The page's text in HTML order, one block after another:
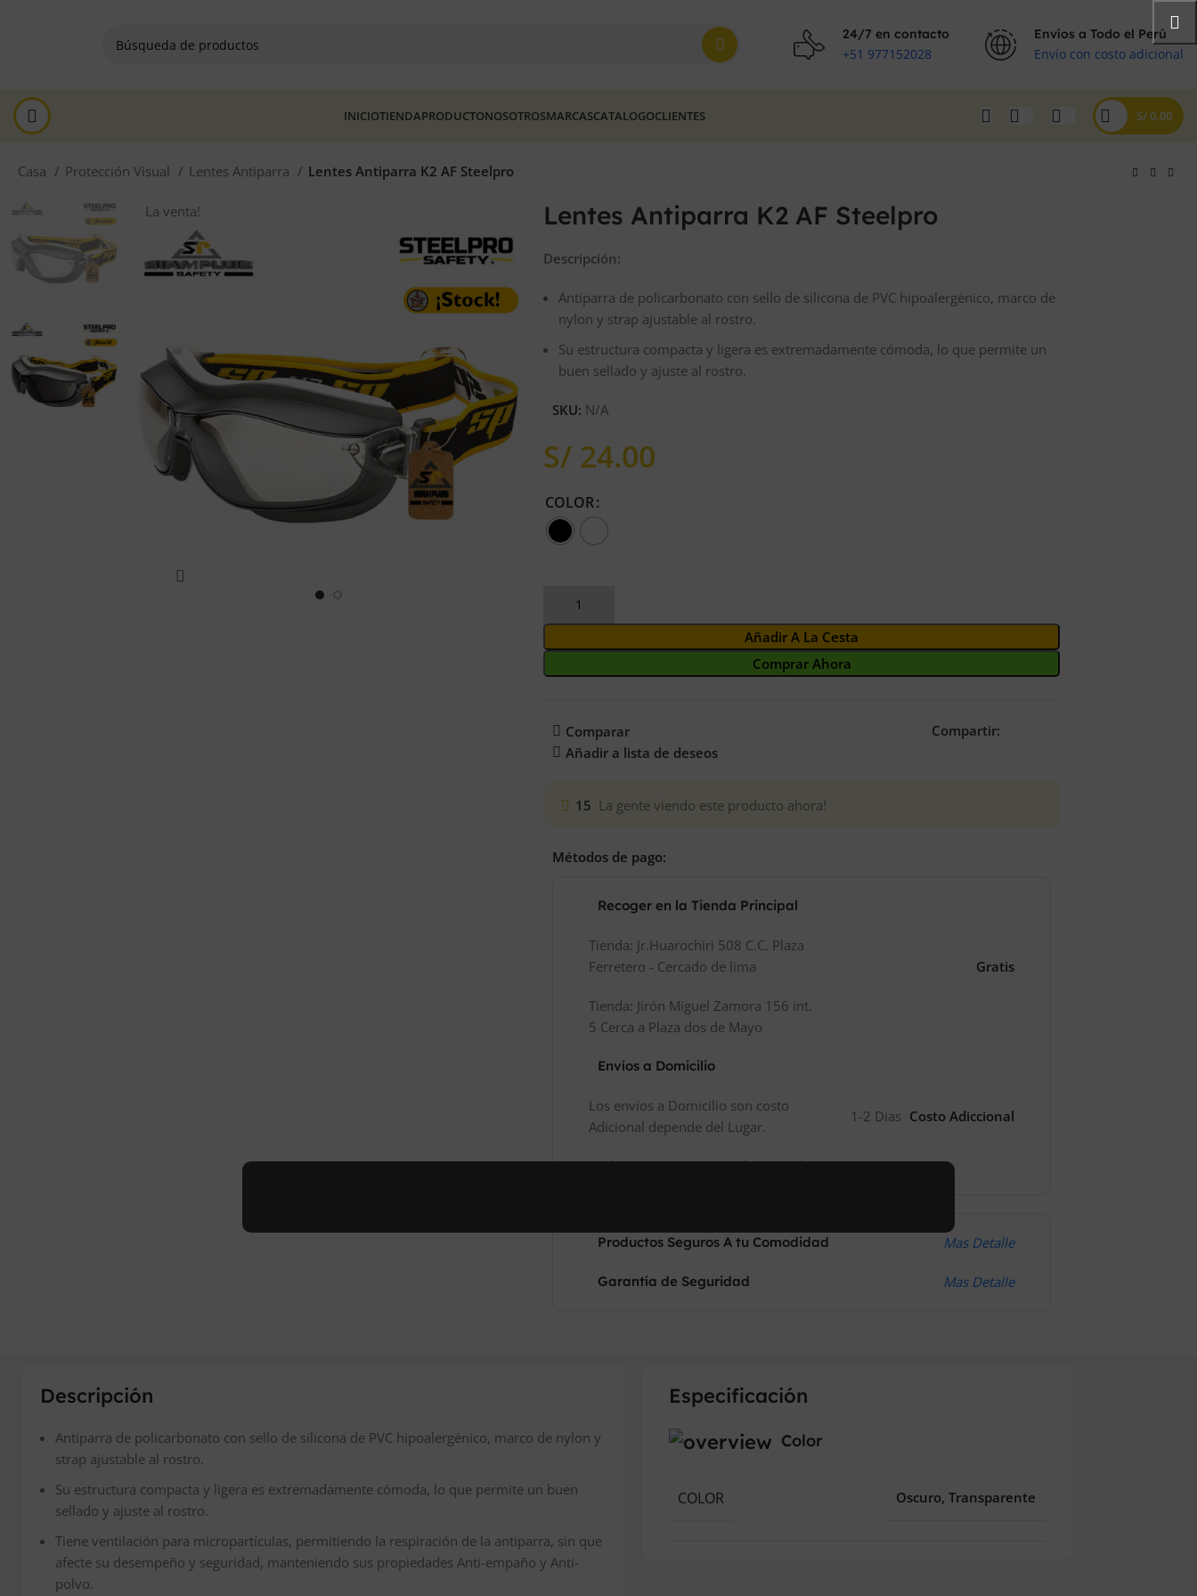
24/7 en contacto
+51 977152028
Envíos a Todo el Perú
Envío con costo adicional
INICIOTIENDAPRODUCTONOSOTROSMARCASCATALOGOCLIENTES S/0.00
Casa Protección Visual Lentes Antiparra Lentes Antiparra K2 AF Steelpro
La venta! Lentes Antiparra K2 AF Steelpro
Descripción:
Antiparra de policarbonato con sello de silicona de PVC hipoalergénico, marco de
nylon y strap ajustable al rostro.
Su estructura compacta y ligera es extremadamente cómoda, lo que permite un
buen sellado y ajuste al rostro.
SKU: N/A
S/
COLOR
Añadir A La Cesta
Comprar Ahora
Comparar
Añadir a lista de deseos
Compartir:
15 La gente viendo este producto ahora!
Métodos de pago:
Recoger en la Tienda Principal
Tienda: Jr.Huarochiri 508 C.C. Plaza
Ferretero - Cercado de lima
Tienda: Jirón Miguel Zamora 156 int.
5 Cerca a Plaza dos de Mayo
Gratis
Envíos a Domicilio
Los envíos a Domicilio son costo
Adicional depende del Lugar.
Realizamos Envíos a Nivel Nacional
1-2 Dias Costo Adiccional
Productos Seguros A tu Comodidad Mas Detalle
Garantía de Seguridad Mas Detalle
Descripción
Antiparra de policarbonato con sello de silicona de PVC hipoalergénico, marco de nylon y
strap ajustable al rostro.
Su estructura compacta y ligera es extremadamente cómoda, lo que permite un buen
sellado y ajuste al rostro.
Tiene ventilación para micropartículas, permitiendo la respiración de la antiparra, sin que
afecte su desempeño y seguridad, manteniendo sus propiedades Anti-empaño y Anti-
polvo.
Especificación
Color
COLOR Oscuro, Transparente